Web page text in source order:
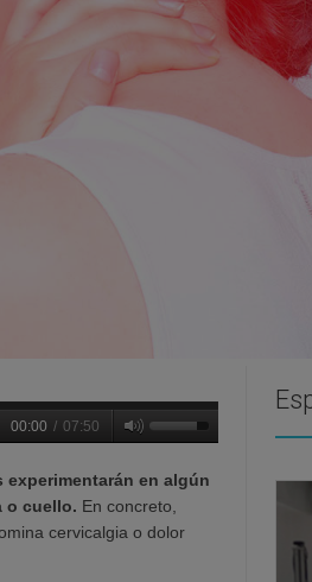
07:50
/
00:00
experimentarán en algún
o cuello. En concreto,
cervicalgia o dolor